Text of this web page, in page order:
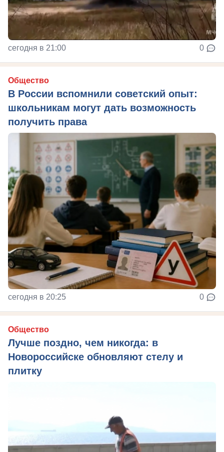
сегодня в 21:00 0
Общество
В России вспомнили советский опыт:
школьникам могут дать возможность
получить права
сегодня в 20:25 0
Общество
Лучше поздно, чем никогда: в
Новороссийске обновляют стелу и
плитку